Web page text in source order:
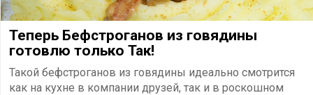
Теперь Бефстроганов из говядины
готовлю только Так!
Такой бефстроганов из говядины идеально смотрится
как на кухне в компании друзей, так и в роскошном